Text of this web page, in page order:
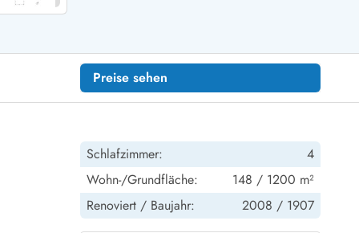
Preise sehen
Schlafzimmer:
4
Wohn-/Grundfläche:
148 / 1200 m²
Renoviert / Baujahr: 2008 / 1907